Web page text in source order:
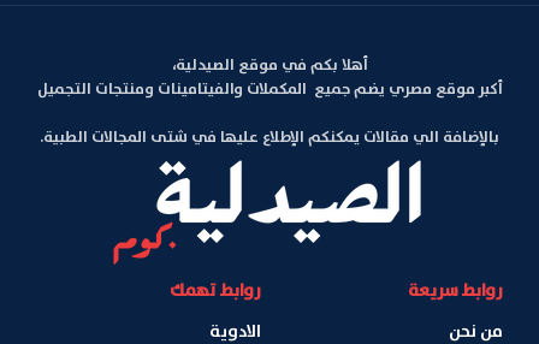
أهلا بكم في موقع الصيدلية،
أكبر موقع مصري يضم جميع المكملات والفيتامينات ومنتجات التجميل
بالإضافة الي مقالات يمكنكم الإطلاع عليها في شتى المجالات الطبية.
روابط سريعة
من نحن
روابط تهمك
الادوية